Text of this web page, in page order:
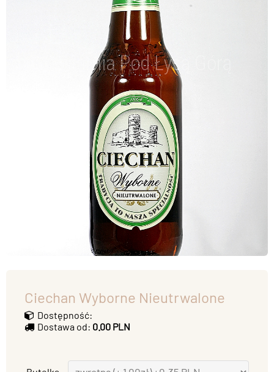
Ciechan Wyborne Nieutrwalone
Dostępność:
Dostawa od: 0.00 PLN